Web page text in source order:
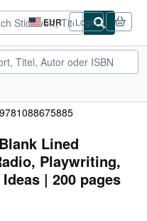
EUR
Seite
der
Einkaufseinstellungen.
Login
Lined
Playwriting,
| 200 pages